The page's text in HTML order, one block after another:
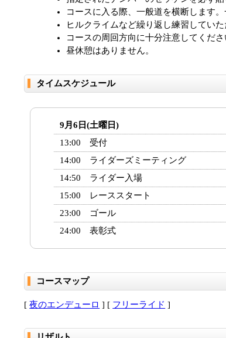
コースに入る際、一般道を横断します
ヒルクライムなど繰り返し練習してい
コースの周回方向に十分注意してくださ
昼休憩はありません。
タイムスケジュール
9月6日(土曜日)
13:00 受付
14:00 ライダーズミーティング
14:50 ライダー入場
15:00 レーススタート
23:00 ゴール
24:00 表彰式
コースマップ
[夜のエンデューロ ] [ フリーライド ]